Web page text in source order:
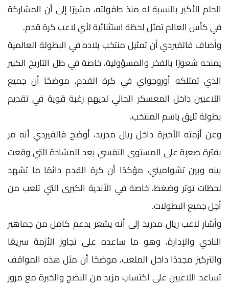
الحلم الأكبر بالنسبة له منذ طفولته، مشيرًا إلى أن المشاركة
في كأس العالم تمثل لحظة استثنائية لأي لاعب كرة قدم.
وأضاف فالفيردي أن تمثيل منتخب بلاده في البطولة العالمية
يمنحه شعورًا بالفخر والمسؤولية، خاصة في ظل التاريخ الكبير
الذي تمتلكه أوروجواي في كرة القدم، موضحًا أن جميع
اللاعبين داخل المعسكر الحالي لديهم رغبة قوية في تقديم
بطولة تليق باسم المنتخب.
وعن أزمته الأخيرة داخل ريال مدريد، أوضح فالفيردي أنه مر
بفترة صعبة على المستوى النفسي بعد المشادة التي وقعت
بينه وبين تشواميني، مؤكدًا أن كرة القدم دائمًا ما تشهد
لحظات توتر وضغط، خاصة في الأندية الكبرى التي تلعب من
أجل جميع البطولات.
وأشار لاعب ريال مدريد إلى أنه يشعر بدعم كامل من جماهير
النادي والإدارة، وهو ما ساعده على تجاوز الأزمة سريعًا
والتركيز مجددًا داخل الملعب، موضحًا أن مثل هذه المواقف
تساعد اللاعبين على اكتساب مزيد من النضج والخبرة مع مرور